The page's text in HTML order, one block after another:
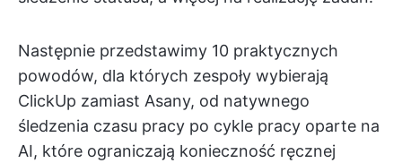
Następnie przedstawimy 10 praktycznych
powodów, dla których zespoły wybierają
ClickUp zamiast Asany, od natywnego
śledzenia czasu pracy po cykle pracy oparte na
AI, które ograniczają konieczność ręcznej